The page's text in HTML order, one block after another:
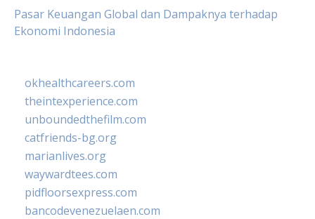
Pasar Keuangan Global dan Dampaknya terhadap
Ekonomi Indonesia
okhealthcareers.com
theintexperience.com
unboundedthefilm.com
catfriends-bg.org
marianlives.org
waywardtees.com
pidfloorsexpress.com
bancodevenezuelaen.com